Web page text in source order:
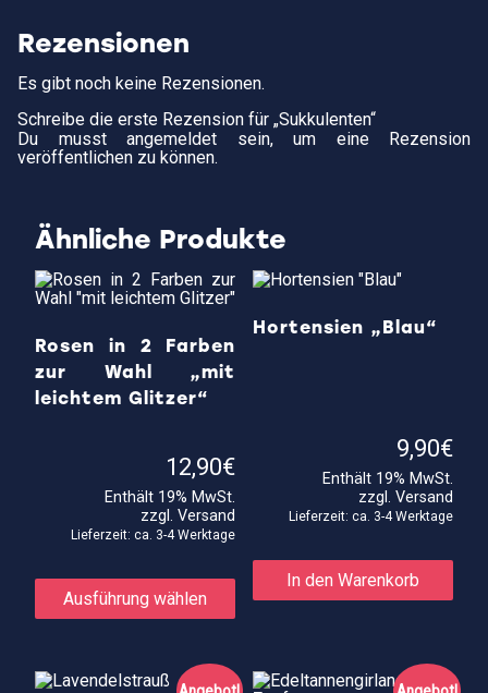
Rezensionen
Es gibt noch keine Rezensionen.
Schreibe die erste Rezension für „Sukkulenten“
Du musst angemeldet sein, um eine Rezension
veröffentlichen zu können.
Ähnliche Produkte
Rosen in 2 Farben
zur Wahl „mit
leichtem Glitzer“
12,90€
Enthält 19% MwSt.
zzgl.Versand
Lieferzeit: ca. 3-4 Werktage
Ausführung wählen
Dieses
Produkt
weist
mehrere
Die
Hortensien „Blau“
9,90€
Enthält 19% MwSt.
zzgl. Versand
Lieferzeit: ca. 3-4 Werktage
In den Warenkorb